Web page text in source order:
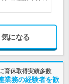
気になる
育休取得実績多数
業務の経験者を歓